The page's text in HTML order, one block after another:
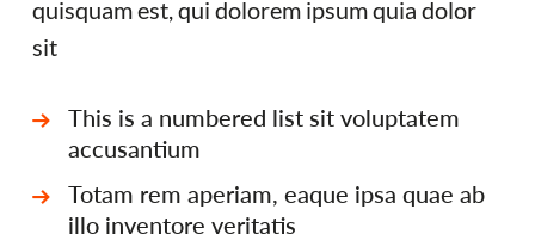
quisquam est, qui dolorem ipsum quia dolor
sit
This is a numbered list sit voluptatem
accusantium
Totam rem aperiam, eaque ipsa quae ab
illo inventore veritatis